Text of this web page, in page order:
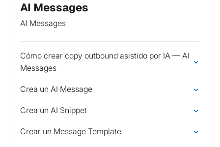
AI Messages
AI Messages
Cómo crear copy outbound asistido por IA — AI
Messages
Crea un AI Message
Crea un AI Snippet
Crear un Message Template